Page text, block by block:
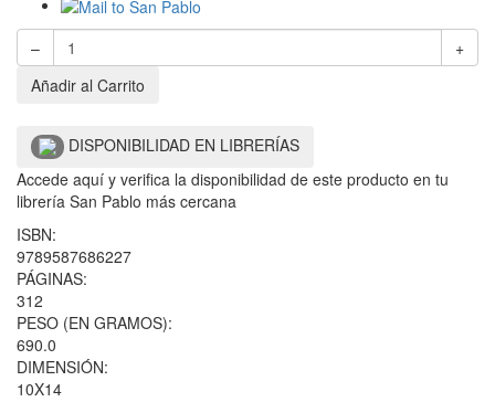
–
+
Añadir al Carrito
DISPONIBILIDAD EN LIBRERÍAS
Accede aquí y verifica la disponibilidad de este producto en tu
librería San Pablo más cercana
ISBN:
9789587686227
PÁGINAS:
312
PESO (EN GRAMOS):
690.0
DIMENSIÓN:
10X14